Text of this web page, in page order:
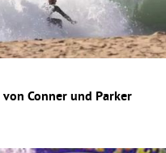
von Conner und Parker